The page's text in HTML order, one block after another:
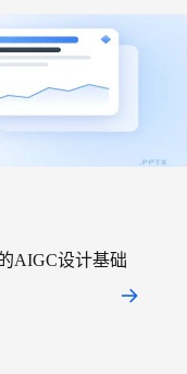
AIGC设计基础